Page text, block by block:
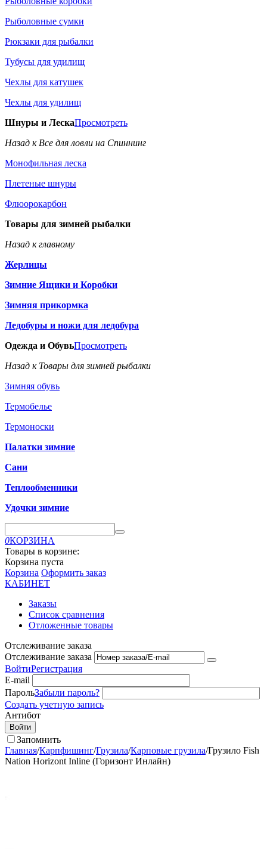
Рыболовные сумки
Рюкзаки для рыбалки
Тубусы для удилищ
Чехлы для катушек
Чехлы для удилищ
Шнуры и ЛескаПросмотреть
Назад к Все для ловли на Спиннинг
Монофильная леска
Плетеные шнуры
Флюорокарбон
Товары для зимней рыбалки
Назад к главному
Жерлицы
Зимние Ящики и Коробки
Зимняя прикормка
Ледобуры и ножи для ледобура
Одежда и ОбувьПросмотреть
Назад к Товары для зимней рыбалки
Зимняя обувь
Термобелье
Термоноски
Палатки зимние
Сани
Теплообменники
Удочки зимние
0КОРЗИНА
Товары в корзине:
Корзина пуста
Корзина Оформить заказ
КАБИНЕТ
Заказы
Список сравнения
Отложенные товары
Отслеживание заказа
Отслеживание заказа
ВойтиРегистрация
E-mail
ПарольЗабыли пароль?
Создать учетную запись
Антибот
Войти
Запомнить
Главная/Карпфишинг/Грузила/Карповые грузила/Грузило Fish
Nation Horizont Inline (Горизонт Инлайн)